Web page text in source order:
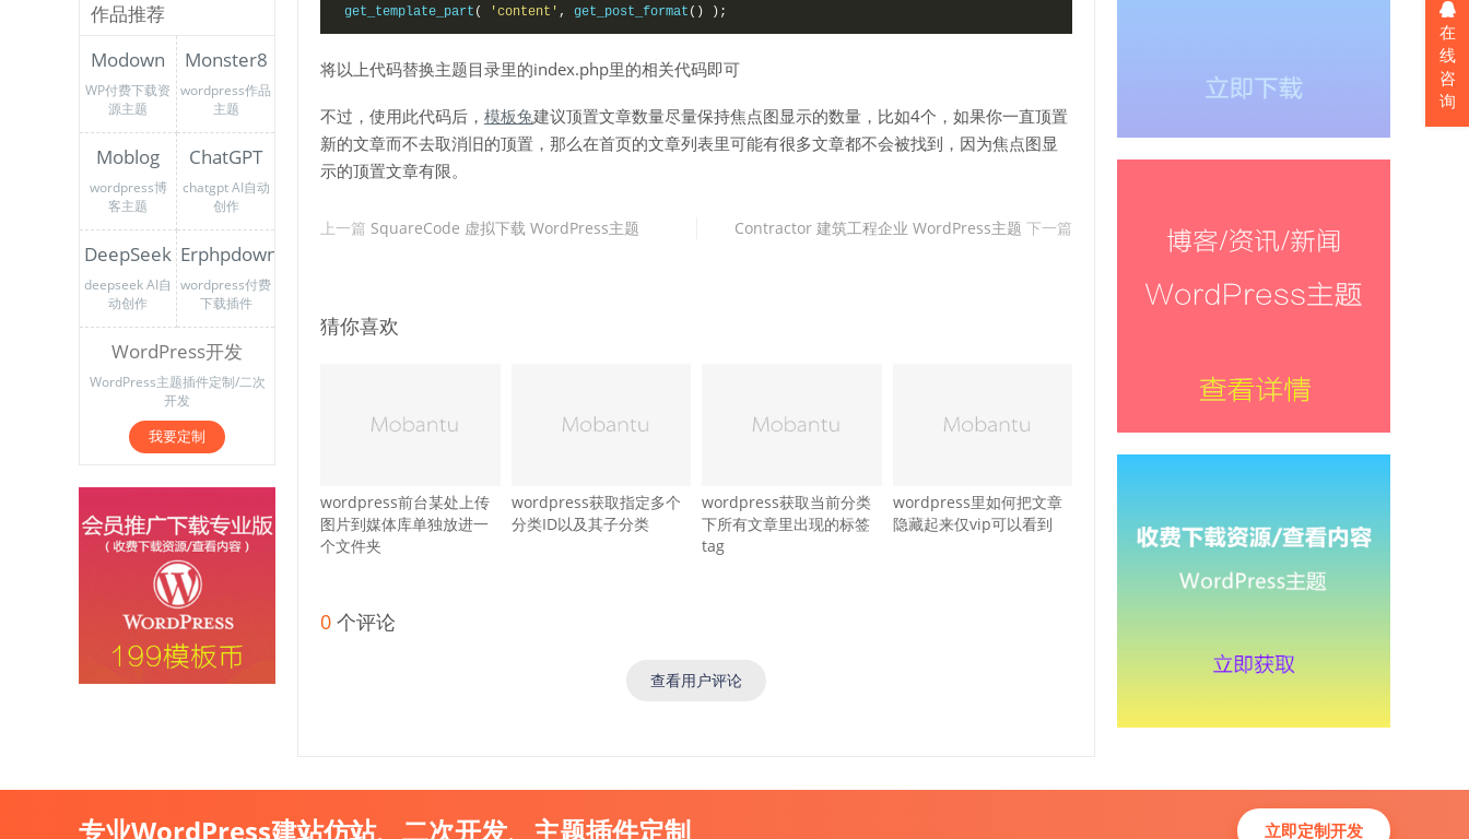
get_template_part ( 'content' , get_post_format () );
将以上代码替换主题目录里的index.php里的相关代码即可
不过，使用此代码后， 模板兔建议顶置文章数量尽量保持焦点图显示的数量，比如4个，如果你一直顶置
新的文章而不去取消旧的顶置，那么在首页的文章列表里可能有很多文章都不会被找到，因为焦点图显
示的顶置文章有限。
上一篇 SquareCode 虚拟下载 WordPress主题 Contractor 建筑工程企业 WordPress主题 下一篇
猜你喜欢
wordpress前台某处上传
图片到媒体库单独放进一
个文件夹
wordpress获取指定多个
分类ID以及其子分类
wordpress获取当前分类
下所有文章里出现的标签
tag
wordpress里如何把文章
隐藏起来仅vip可以看到
0 个评论
查看用户评论
作品推荐
Modown
WP付费下载资
源主题
Monster8
wordpress作品
主题
Moblog
wordpress博
客主题
ChatGPT
chatgpt AI自动
创作
DeepSeek
deepseek AI自
动创作
Erphpdown
wordpress付费
下载插件
WordPress开发
WordPress主题插件定制/二次
开发
我要定制
专业WordPress建站仿站、二次开发、主题插件定制 立即定制开发
在
线
咨
询